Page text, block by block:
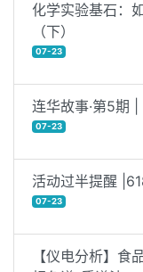
化学实验基石：
（下）
07-23
连华故事·第5期
07-23
活动过半提醒
07-23
【仪电分析】